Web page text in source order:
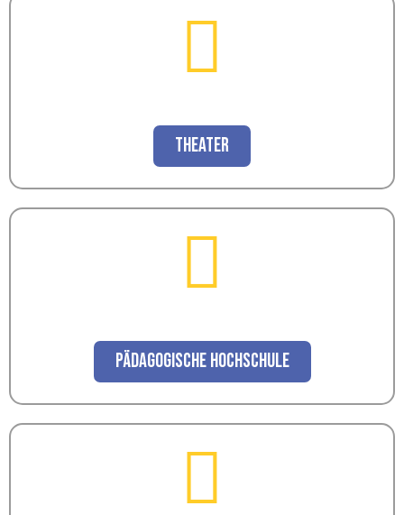
Theater
Pädagogische Hochschule